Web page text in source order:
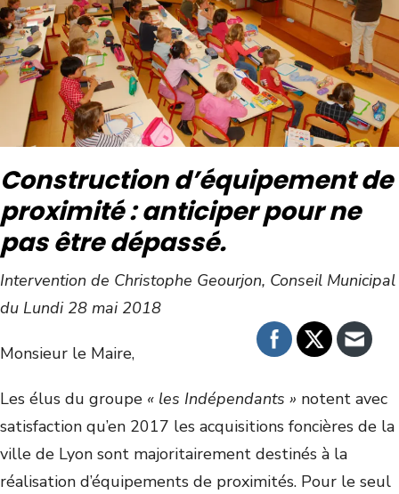
Construction d’équipement de
proximité : anticiper pour ne
pas être dépassé.
Intervention de Christophe Geourjon, Conseil Municipal
du Lundi 28 mai 2018
Monsieur le Maire,
Les élus du groupe « les Indépendants » notent avec
satisfaction qu’en 2017 les acquisitions foncières de la
ville de Lyon sont majoritairement destinés à la
réalisation d’équipements de proximités. Pour le seul